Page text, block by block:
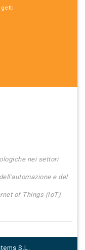
nei settori
e del
of Things (IoT)
S.L.